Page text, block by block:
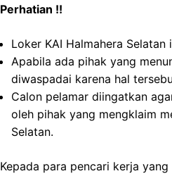
Perhatian !!
Loker KAI Halmahera
Apabila ada pihak yang
diwaspadai karena hal
Calon pelamar diingatkan
oleh pihak yang mengklaim
Selatan.
Kepada para pencari kerja